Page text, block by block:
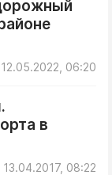
12.05.2022, 06:20
в
13.04.2017, 08:22